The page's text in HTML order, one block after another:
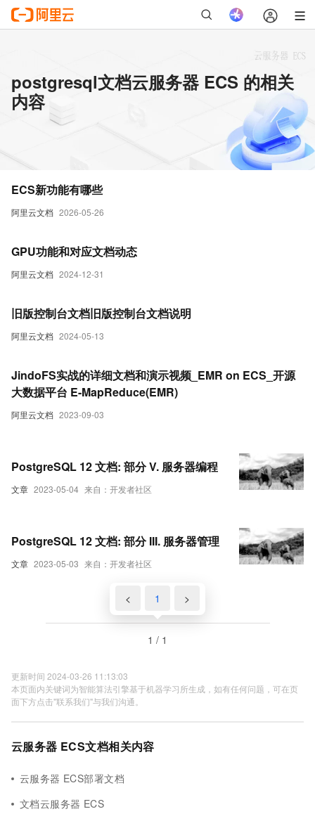
postgresql文档云服务器 ECS 的相关
内容
阿里云文档 2026-05-26
ECS新功能有哪些
阿里云文档 2024-12-31
GPU功能和对应文档动态
阿里云文档 2024-05-13
旧版控制台文档旧版控制台文档说明
阿里云文档 2023-09-03
JindoFS实战的详细文档和演示视频_EMR on ECS_开源
大数据平台 E-MapReduce(EMR)
文章 2023-05-04 来自：开发者社区
PostgreSQL 12 文档: 部分 V. 服务器编程
文章 2023-05-03 来自：开发者社区
PostgreSQL 12 文档: 部分 III. 服务器管理
< 1 >
1 / 1
更新时间 2024-03-26 11:13:03
本页面内关键词为智能算法引擎基于机器学习所生成，如有任何问题，可在页
面下方点击"联系我们"与我们沟通。
云服务器 ECS文档相关内容
云服务器 ECS部署文档
文档云服务器 ECS